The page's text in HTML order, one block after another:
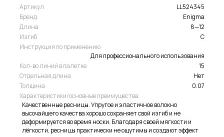
Артикул
LL524345
Бренд
Enigma
Длина
8—12
Изгиб
C
Инструкция по применению
Для профессионального использования
Кол-во линий в палетке
15
Отдельная длина
Нет
Толщина
0.07
Характеристики/основные преимущества
Качественные ресницы. Упругое и эластичное волокно
высочайшего качества хорошо сохраняет свой изгиб и не
деформируется во время носки. Благодаря своей мягкости и
лёгкости, ресницы практически не ощутимы и создают эффект